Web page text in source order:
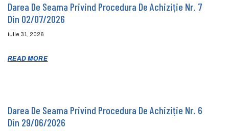
Darea De Seama Privind Procedura De Achiziție Nr. 7
Din 02/07/2026
iulie 31, 2026
READ MORE
Darea De Seama Privind Procedura De Achiziție Nr. 6
Din 29/06/2026